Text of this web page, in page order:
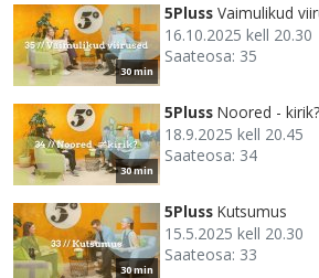
30 min
5Pluss Vaimulikud
16.10.2025 kell 20.30
Saateosa: 35
30 min
5Pluss Noored - kirik?
18.9.2025 kell 20.45
Saateosa: 34
30 min
5Pluss Kutsumus
15.5.2025 kell 20.30
Saateosa: 33